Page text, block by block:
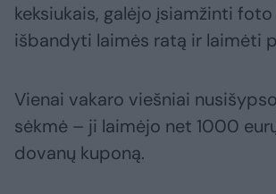
keksiukais, galėjo įsiamžinti
išbandyti laimės ratą ir laimėti
Vienai vakaro viešniai
sėkmė – ji laimėjo net 1000
dovanų kuponą.